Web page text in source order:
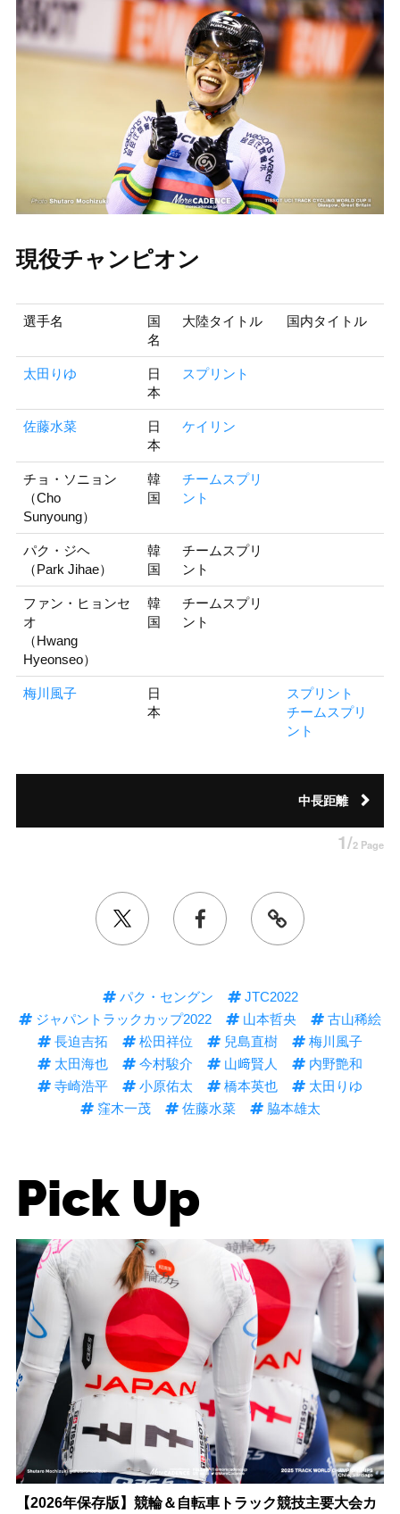
現役チャンピオン
選手名
国
名
大陸タイトル 国内タイトル
太田りゆ
日
本
スプリント
佐藤水菜
日
本
ケイリン
チョ・ソニョン
（Cho
Sunyoung）
韓
国
チームスプリ
ント
パク・ジヘ
（Park Jihae）
韓
国
チームスプリ
ント
ファン・ヒョンセ
オ
（Hwang
Hyeonseo）
韓
国
チームスプリ
ント
梅川風子
日
本
スプリント
チームスプリ
ント
中長距離
1/2 Page
パク・セングン
JTC2022
ジャパントラックカップ2022
山本哲央
古山稀絵
長迫吉拓
松田祥位 兒島直樹
梅川風子
太田海也
今村駿介 山﨑賢人
内野艶和
寺崎浩平
小原佑太 橋本英也
太田りゆ
窪木一茂
佐藤水菜 脇本雄太
Pick Up
【2026年保存版】競輪＆自転車トラック競技主要大会カ